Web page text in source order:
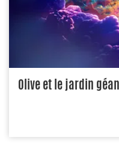
Olive et le jardin